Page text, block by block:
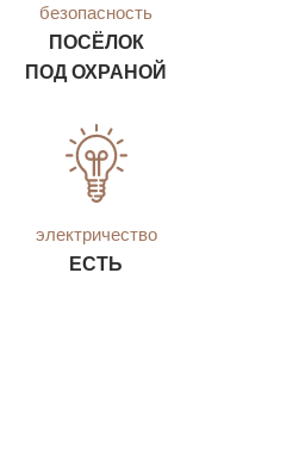
безопасность
ПОСЁЛОК
ПОД ОХРАНОЙ
электричество
ЕСТЬ